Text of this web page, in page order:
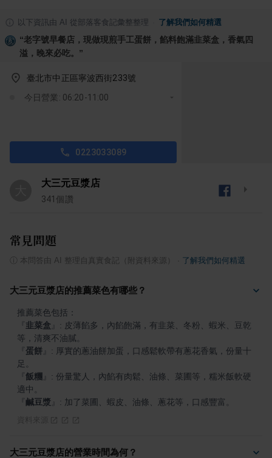
以下資訊由 AI 從部落客食記彙整整理 了解我們如何精選
“老字號早餐店，現做現煎手工蛋餅，餡料飽滿韭菜盒，香氣四
溢，晚來必吃。 ”
臺北市中正區寧波西街233號
今日營業: 06:20-11:00
0223033089
大三元豆漿店
341 個讚
常見問題
本問答由 AI 整理自真實食記（附資料來源） 了解我們如何精選
大三元豆漿店的推薦菜色有哪些？
韭菜盒
: 皮薄餡多，內餡飽滿，有韭菜、冬粉、蝦米、豆乾
蛋餅
: 厚實的蔥油餅加蛋，口感鬆軟帶有蔥花香氣，份量十
飯糰
: 份量驚人，內餡有肉鬆、油條、菜圃等，糯米飯軟硬
鹹豆漿 : 加了菜圃、蝦皮、油條、蔥花等，口感豐富。
大三元豆漿店的營業時間為何？